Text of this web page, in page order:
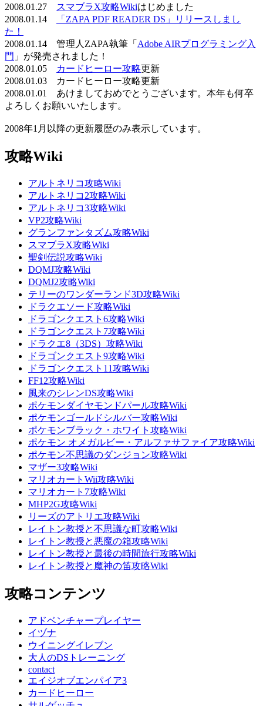
2008.01.27
スマブラX攻略Wikiはじめました
2008.01.14
「ZAPA PDF READER DS」リリースしまし
た！
2008.01.14 管理人ZAPA執筆「 Adobe AIRプログラミング入
門 」が発売されました！
2008.01.05
カードヒーロー攻略更新
2008.01.03 カードヒーロー攻略更新
2008.01.01 あけましておめでとうございます。本年も何卒
よろしくお願いいたします。
2008年1月以降の更新履歴のみ表示しています。
攻略Wiki
アルトネリコ攻略Wiki
アルトネリコ2攻略Wiki
アルトネリコ3攻略Wiki
VP2攻略Wiki
グランファンタズム攻略Wiki
スマブラX攻略Wiki
聖剣伝説攻略Wiki
DQMJ攻略Wiki
DQMJ2攻略Wiki
テリーのワンダーランド3D攻略Wiki
ドラクエソード攻略Wiki
ドラゴンクエスト6攻略Wiki
ドラゴンクエスト7攻略Wiki
ドラクエ8（3DS）攻略Wiki
ドラゴンクエスト9攻略Wiki
ドラゴンクエスト11攻略Wiki
FF12攻略Wiki
風来のシレンDS攻略Wiki
ポケモンダイヤモンドパール攻略Wiki
ポケモンゴールドシルバー攻略Wiki
ポケモンブラック・ホワイト攻略Wiki
ポケモン オメガルビー・アルファサファイア攻略Wiki
ポケモン不思議のダンジョン攻略Wiki
マザー3攻略Wiki
マリオカートWii攻略Wiki
マリオカート7攻略Wiki
MHP2G攻略Wiki
リーズのアトリエ攻略Wiki
レイトン教授と不思議な町攻略Wiki
レイトン教授と悪魔の箱攻略Wiki
レイトン教授と最後の時間旅行攻略Wiki
レイトン教授と魔神の笛攻略Wiki
攻略コンテンツ
アドベンチャープレイヤー
イヅナ
ウイニングイレブン
大人のDSトレーニング
contact
エイジオブエンパイア3
カードヒーロー